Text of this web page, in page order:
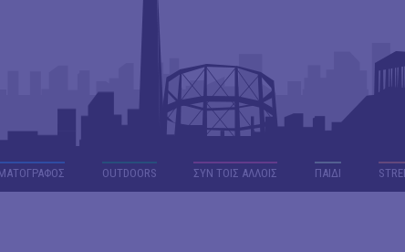
OUTDΟORS ΣΥΝ ΤΟΙΣ ΑΛΛΟΙΣ ΠΑΙΔΙ